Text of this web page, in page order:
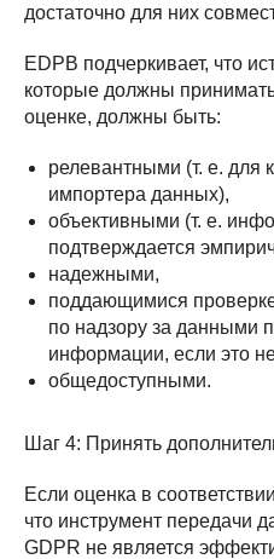
достаточно для них
EDPB подчеркивает, что
которые должны
оценке, должны быть:
релевантными (т. е. для
импортера данных),
объективными (т. е.
подтверждается
надежными,
поддающимися
по надзору за данными
информации, если это
общедоступными.
Шаг 4: Принять
Если оценка в
что инструмент передачи
GDPR не является